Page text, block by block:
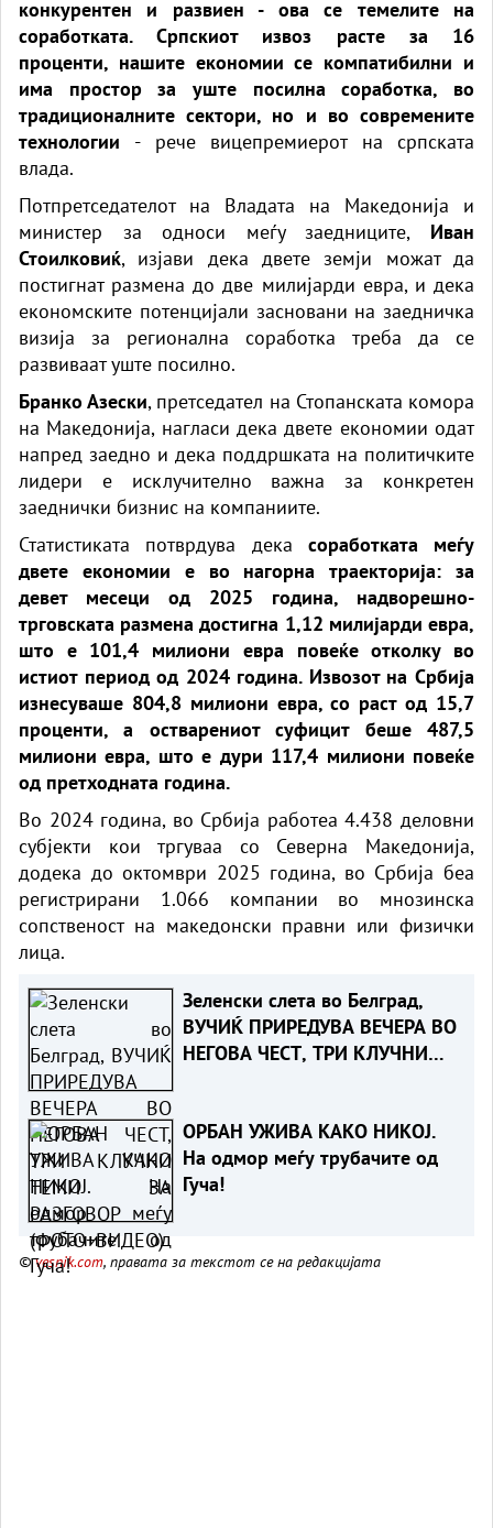
конкурентен и развиен - ова се темелите на
соработката. Српскиот извоз расте за 16
проценти, нашите економии се компатибилни и
има простор за уште посилна соработка, во
традиционалните сектори, но и во современите
технологии - рече вицепремиерот на српската
влада.
Потпретседателот на Владата на Македонија и
министер за односи меѓу заедниците, Иван
Стоилковиќ, изјави дека двете земји можат да
постигнат размена до две милијарди евра, и дека
економските потенцијали засновани на заедничка
визија за регионална соработка треба да се
развиваат уште посилно.
Бранко Азески, претседател на Стопанската комора
на Македонија, нагласи дека двете економии одат
напред заедно и дека поддршката на политичките
лидери е исклучително важна за конкретен
заеднички бизнис на компаниите.
Статистиката потврдува дека соработката меѓу
двете економии е во нагорна траекторија: за
девет месеци од 2025 година, надворешно-
трговската размена достигна 1,12 милијарди евра,
што е 101,4 милиони евра повеќе отколку во
истиот период од 2024 година. Извозот на Србија
изнесуваше 804,8 милиони евра, со раст од 15,7
проценти, а остварениот суфицит беше 487,5
милиони евра, што е дури 117,4 милиони повеќе
од претходната година.
Во 2024 година, во Србија работеа 4.438 деловни
субјекти кои тргуваа со Северна Македонија,
додека до октомври 2025 година, во Србија беа
регистрирани 1.066 компании во мнозинска
сопственост на македонски правни или физички
лица.
Зеленски слета во Белград,
ВУЧИЌ ПРИРЕДУВА ВЕЧЕРА ВО
НЕГОВА ЧЕСТ, ТРИ КЛУЧНИ
ОРБАН УЖИВА КАКО НИКОЈ.
На одмор меѓу трубачите од
Гуча!
©vesnik.com, правата за текстот се на редакцијата